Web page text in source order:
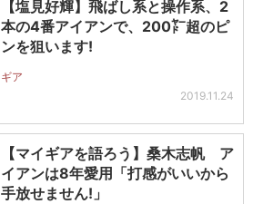
【塩見好輝】飛ばし系と操作系、2
本の4番アイアンで、200㍎超のピ
ンを狙います!
ギア
2019.11.24
【マイギアを語ろう】桑木志帆 ア
イアンは8年愛用「打感がいいから
手放せません!」